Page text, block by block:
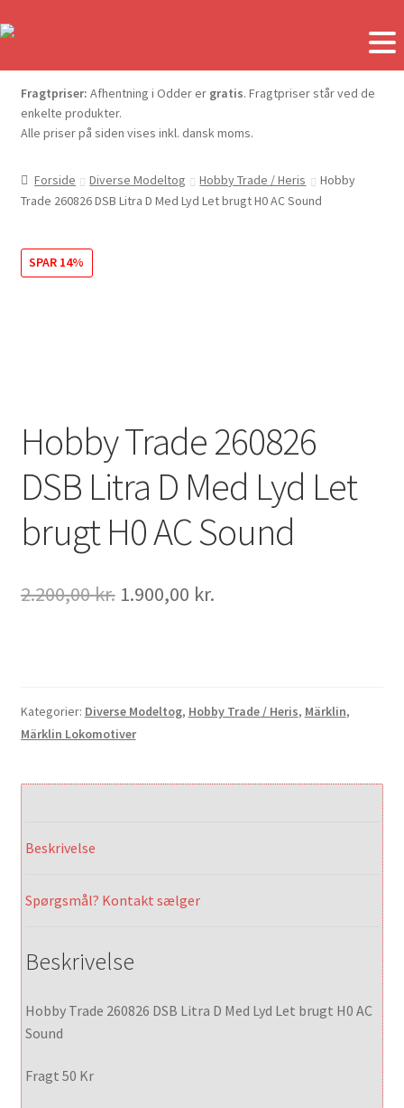
Fragtpriser: Afhentning i Odder er gratis. Fragtpriser står ved de
enkelte produkter.
Alle priser på siden vises inkl. dansk moms.
Forside Diverse Modeltog Hobby Trade / Heris
Hobby
Trade 260826 DSB Litra D Med Lyd Let brugt H0 AC Sound
SPAR 14%
Hobby Trade 260826
DSB Litra D Med Lyd Let
brugt H0 AC Sound
2.200,00kr. Den
1.900,00 kr.Den
Kategorier: Diverse Modeltog, Hobby Trade / Heris, Märklin,
Märklin Lokomotiver
Beskrivelse
Spørgsmål? Kontakt sælger
Beskrivelse
Hobby Trade 260826 DSB Litra D Med Lyd Let brugt H0 AC
Sound
Fragt 50 Kr